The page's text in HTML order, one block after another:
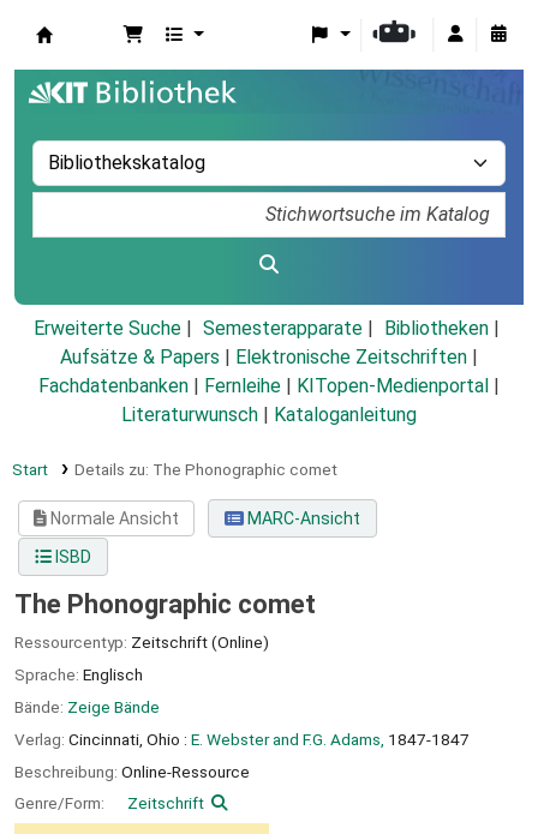
Erweiterte Suche Semesterapparate
Bibliotheken
Aufsätze & Papers
Elektronische Zeitschriften
Fachdatenbanken
Fernleihe KITopen-Medienportal
Literaturwunsch
Kataloganleitung
Start Details zu: The Phonographic comet
Normale Ansicht
MARC-Ansicht
ISBD
The Phonographic comet
Ressourcentyp: Zeitschrift (Online)
Sprache: Englisch
Bände: Zeige Bände
Verlag: Cincinnati, Ohio : E. Webster and F.G. Adams, 1847-1847
Beschreibung: Online-Ressource
Genre/Form:
Zeitschrift